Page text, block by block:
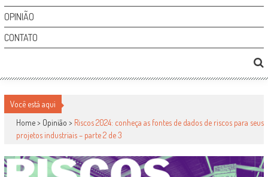
OPINIÃO
CONTATO
Você está aqui
Home > Opinião > Riscos 2024: conheça as fontes de dados de riscos para seus
projetos industriais – parte 2 de 3